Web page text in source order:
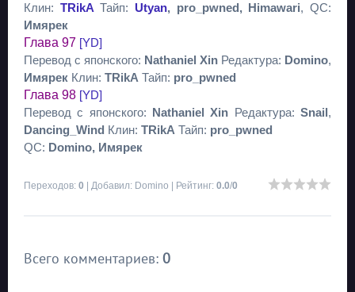
Клин: TRikA Тайп: Utyan, pro_pwned, Himawari, QC:
Имярек
Глава 97 [YD]
Перевод с японского: Nathaniel Xin Редактура: Domino,
Имярек Клин: TRikA Тайп: pro_pwned
Глава 98 [YD]
Перевод с японского: Nathaniel Xin Редактура:Snail,
Dancing_Wind Клин: TRikA Тайп: pro_pwned
QC: Domino, Имярек
Переходов: 0 Добавил: Domino Рейтинг: 0.0/0
Всего комментариев: 0